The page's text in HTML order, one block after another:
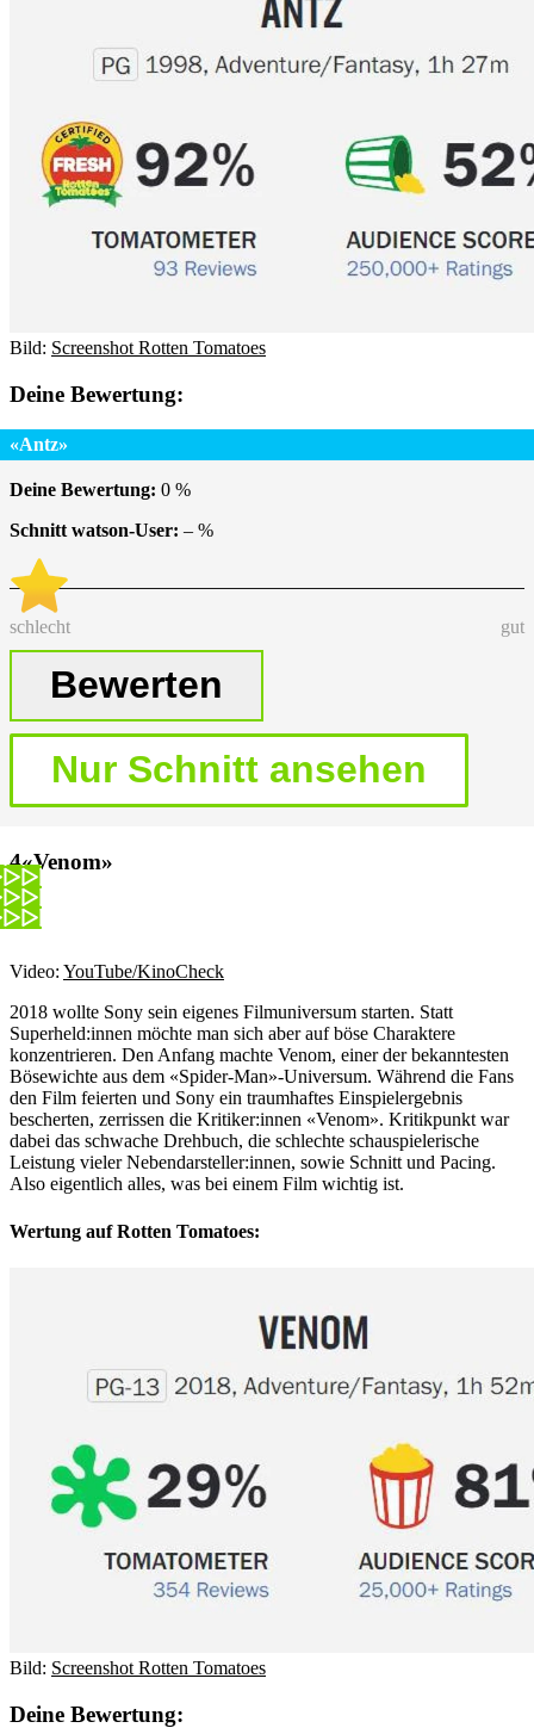
Bild: Screenshot Rotten Tomatoes
Deine Bewertung:
«Antz»
Deine Bewertung: 0 %
Schnitt watson-User: – %
schlecht gut
«Venom»
Video: YouTube/KinoCheck
2018 wollte Sony sein eigenes Filmuniversum starten. Statt
Superheld:innen möchte man sich aber auf böse Charaktere
konzentrieren. Den Anfang machte Venom, einer der bekanntesten
Bösewichte aus dem «Spider-Man»-Universum. Während die Fans
den Film feierten und Sony ein traumhaftes Einspielergebnis
bescherten, zerrissen die Kritiker:innen «Venom». Kritikpunkt war
dabei das schwache Drehbuch, die schlechte schauspielerische
Leistung vieler Nebendarsteller:innen, sowie Schnitt und Pacing.
Also eigentlich alles, was bei einem Film wichtig ist.
Wertung auf Rotten Tomatoes:
Bild: Screenshot Rotten Tomatoes
Deine Bewertung: